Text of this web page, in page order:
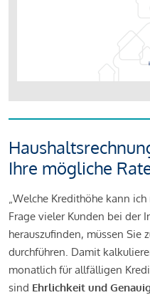
Ihre mögliche
„Welche Kredithöhe kann
Frage vieler Kunden bei der
herauszufinden, müssen Sie
durchführen. Damit
monatlich für allfälligen
sind Ehrlichkeit und